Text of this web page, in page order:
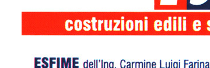
Ospedale di Battipaglia, la Cisl: “Dal crollo una lezione